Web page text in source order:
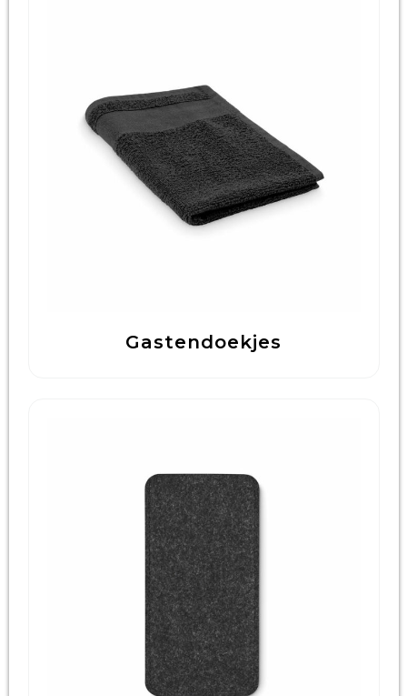
Gastendoekjes